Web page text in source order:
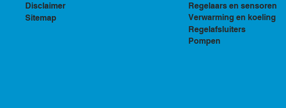
Disclaimer
Sitemap
Regelaars en sensoren
Verwarming en koeling
Regelafsluiters
Pompen